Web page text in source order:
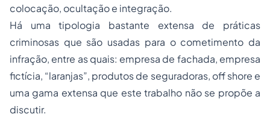
colocação, ocultação e integração.
Há uma tipologia bastante extensa de práticas
criminosas que são usadas para o cometimento da
infração, entre as quais: empresa de fachada, empresa
fictícia, “laranjas”, produtos de seguradoras, off shore e
uma gama extensa que este trabalho não se propõe a
discutir.